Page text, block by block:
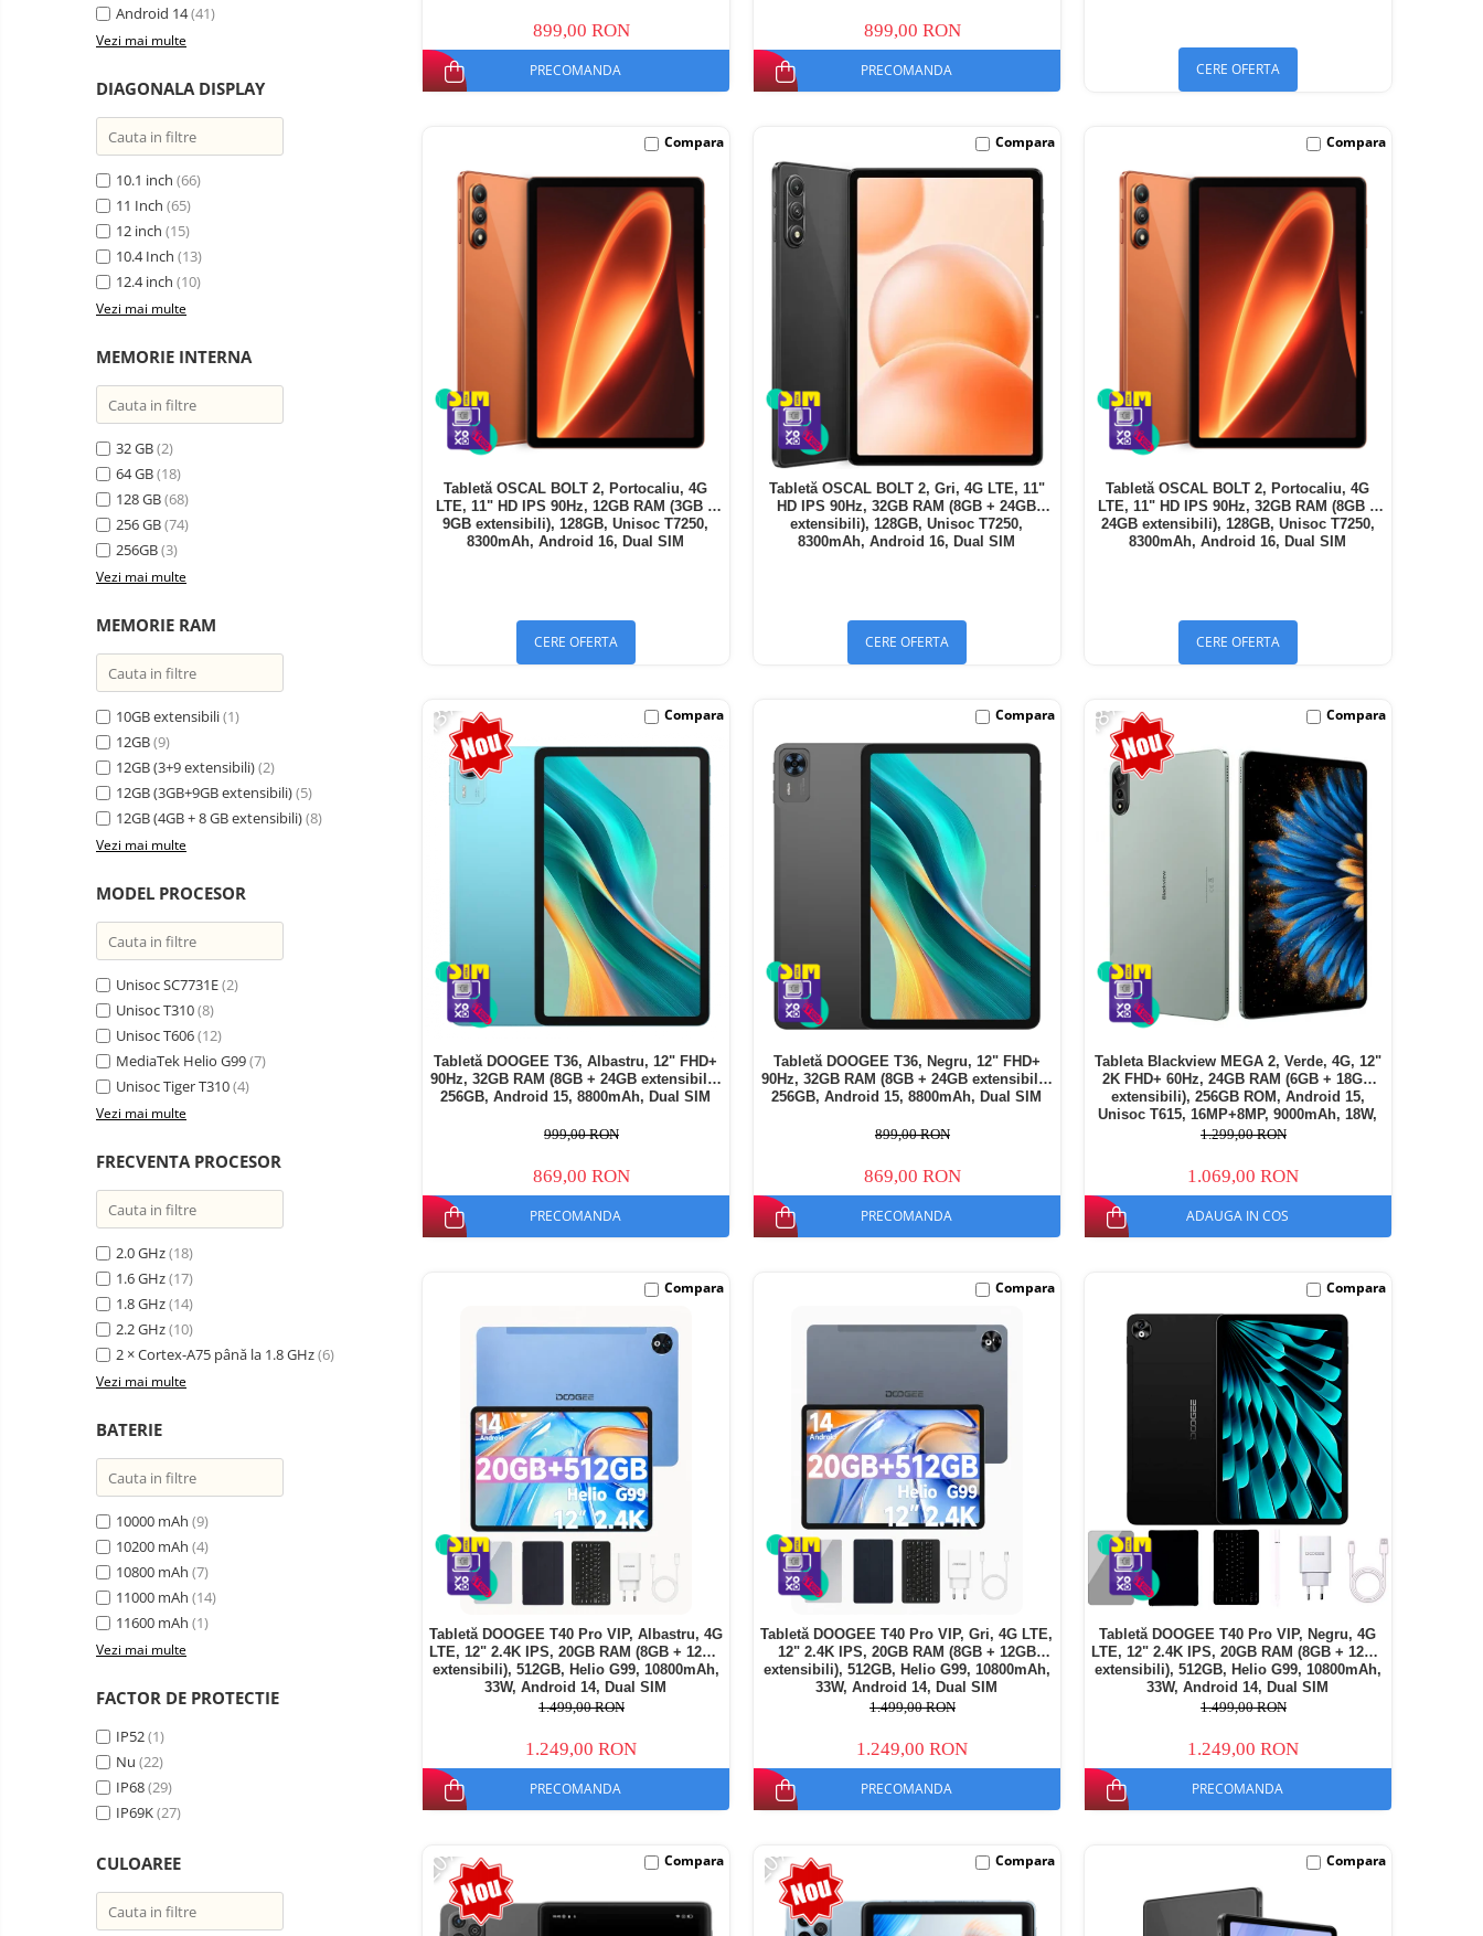
Smart Home
Produse Ingrijire Personala
Accesorii Gadgets
Drone cu Camera
Baterii externe
Accesorii Auto
Lifestyle
Boxe Portabile
Cititoare Cod Bare
Power station - Stații de
Panouri solare portabile
electrice
Media player cu Android
Accesorii
Miracast
Aspiratoare
robot,
piese si
accesorii
Piese de schimb telefoane
Android 14(41)
Vezi mai multe
DIAGONALA DISPLAY
10.1 inch (66)
11 Inch (65)
12 inch (15)
10.4 Inch (13)
12.4 inch (10)
Vezi mai multe
MEMORIE INTERNA
32 GB(2)
64 GB(18)
128 GB(68)
256 GB(74)
256GB(3)
Vezi mai multe
MEMORIE RAM
10GB extensibili(1)
12GB(9)
12GB (3+9 extensibili)(2)
12GB (3GB+9GB extensibili)(5)
12GB (4GB + 8 GB extensibili)(8)
Vezi mai multe
MODEL PROCESOR
Unisoc SC7731E(2)
Unisoc T310(8)
Unisoc T606(12)
MediaTek Helio G99(7)
Unisoc Tiger T310(4)
Vezi mai multe
FRECVENTA PROCESOR
2.0 GHz(18)
1.6 GHz(17)
1.8 GHz(14)
2.2 GHz(10)
2 × Cortex-A75 până la 1.8 GHz(6)
Vezi mai multe
BATERIE
10000 mAh (9)
10200 mAh (4)
10800 mAh (7)
11000 mAh (14)
11600 mAh (1)
Vezi mai multe
FACTOR DE PROTECTIE
IP52(1)
Nu (22)
IP68(29)
IP69K(27)
CULOAREE
899,00 RON
PRECOMANDA
899,00 RON
PRECOMANDA CERE OFERTA
Tabletă OSCAL BOLT 2, Portocaliu, 4G
LTE, 11" HD IPS 90Hz, 12GB RAM (3GB +
9GB extensibili), 128GB, Unisoc T7250,
8300mAh, Android 16, Dual SIM
CERE OFERTA
Compara
Tabletă OSCAL BOLT 2, Gri, 4G LTE, 11"
HD IPS 90Hz, 32GB RAM (8GB + 24GB
extensibili), 128GB, Unisoc T7250,
8300mAh, Android 16, Dual SIM
CERE OFERTA
Compara
Tabletă OSCAL BOLT 2, Portocaliu, 4G
LTE, 11" HD IPS 90Hz, 32GB RAM (8GB +
24GB extensibili), 128GB, Unisoc T7250,
8300mAh, Android 16, Dual SIM
CERE OFERTA
Compara
-13%
Tabletă DOOGEE T36, Albastru, 12" FHD+
90Hz, 32GB RAM (8GB + 24GB extensibili),
256GB, Android 15, 8800mAh, Dual SIM
999,00 RON
869,00 RON
PRECOMANDA
Compara
Tabletă DOOGEE T36, Negru, 12" FHD+
90Hz, 32GB RAM (8GB + 24GB extensibili),
256GB, Android 15, 8800mAh, Dual SIM
899,00 RON
869,00 RON
PRECOMANDA
Compara -18%
Tableta Blackview MEGA 2, Verde, 4G, 12"
2K FHD+ 60Hz, 24GB RAM (6GB + 18GB
extensibili), 256GB ROM, Android 15,
Unisoc T615, 16MP+8MP, 9000mAh, 18W,
Stylus, Face Unlock, Dual SIM
1.299,00 RON
1.069,00 RON
ADAUGA IN COS
Compara
Tabletă DOOGEE T40 Pro VIP, Albastru, 4G
LTE, 12" 2.4K IPS, 20GB RAM (8GB + 12GB
extensibili), 512GB, Helio G99, 10800mAh,
33W, Android 14, Dual SIM
1.499,00 RON
1.249,00 RON
PRECOMANDA
Compara
Tabletă DOOGEE T40 Pro VIP, Gri, 4G LTE,
12" 2.4K IPS, 20GB RAM (8GB + 12GB
extensibili), 512GB, Helio G99, 10800mAh,
33W, Android 14, Dual SIM
1.499,00 RON
1.249,00 RON
PRECOMANDA
Compara
Tabletă DOOGEE T40 Pro VIP, Negru, 4G
LTE, 12" 2.4K IPS, 20GB RAM (8GB + 12GB
extensibili), 512GB, Helio G99, 10800mAh,
33W, Android 14, Dual SIM
1.499,00 RON
1.249,00 RON
PRECOMANDA
Compara
-20% Compara -20% Compara Compara